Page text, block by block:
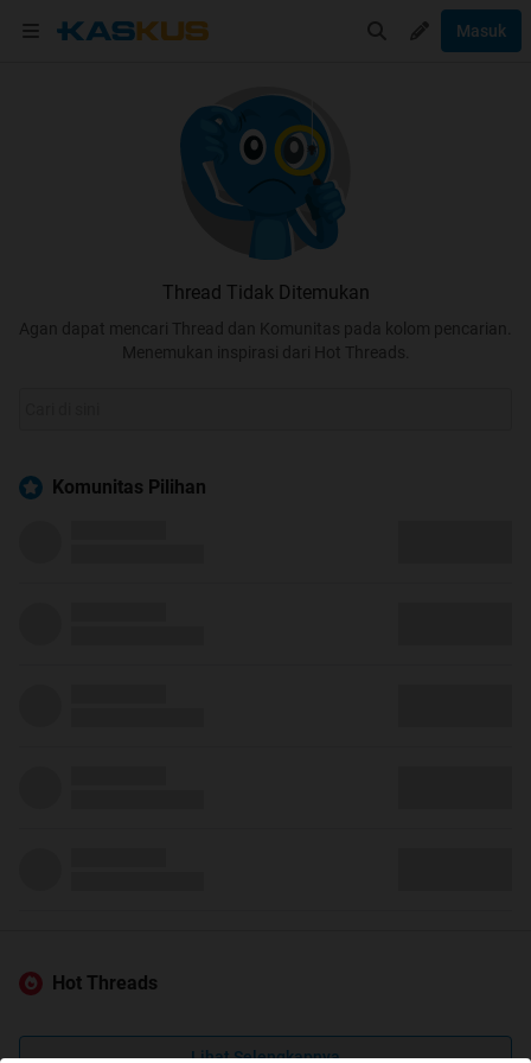
Masuk
Thread Tidak Ditemukan
Agan dapat mencari Thread dan Komunitas pada kolom pencarian.
Menemukan inspirasi dari Hot Threads.
Komunitas Pilihan
Hot Threads
Lihat Selengkapnya